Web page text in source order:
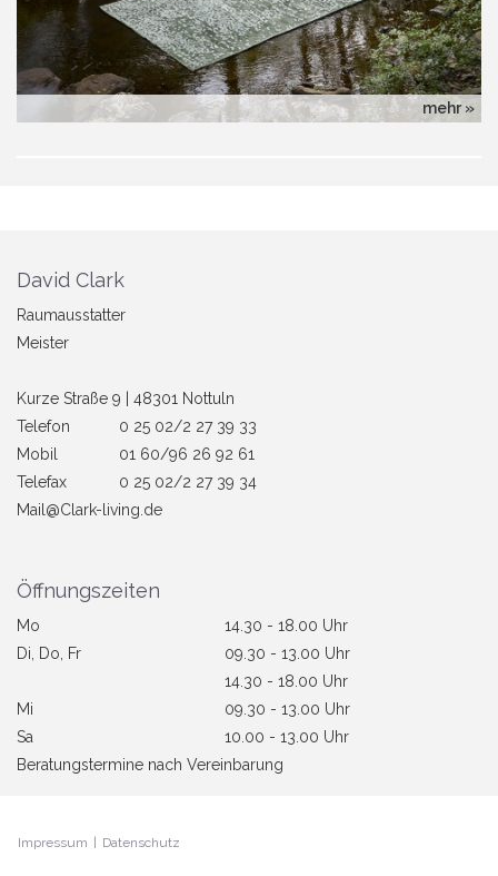
mehr »
David Clark
Raumausstatter
Meister
Kurze Straße 9 | 48301 Nottuln
Telefon
0 25 02/2 27 39 33
Mobil
01 60/96 26 92 61
Telefax
0 25 02/2 27 39 34
Mail@Clark-living.de
Öffnungszeiten
Mo
Di, Do, Fr
Mi
Sa
14.30 - 18.00 Uhr
09.30 - 13.00 Uhr
14.30 - 18.00 Uhr
09.30 - 13.00 Uhr
10.00 - 13.00 Uhr
Beratungstermine nach Vereinbarung
Impressum | Datenschutz